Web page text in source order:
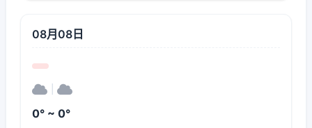
08月08日
0° ~ 0°